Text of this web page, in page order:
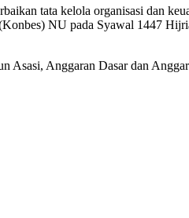
tata kelola organisasi dan
NU pada Syawal 1447
Asasi, Anggaran Dasar dan